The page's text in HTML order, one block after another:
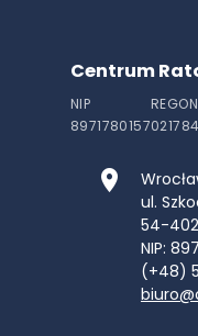
Centrum
NIP
8971780157
REGON
ul.
54-402
NIP:
(+48)